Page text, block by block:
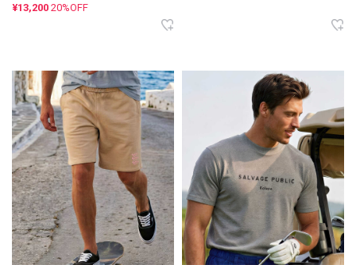
¥13,200 20%OFF